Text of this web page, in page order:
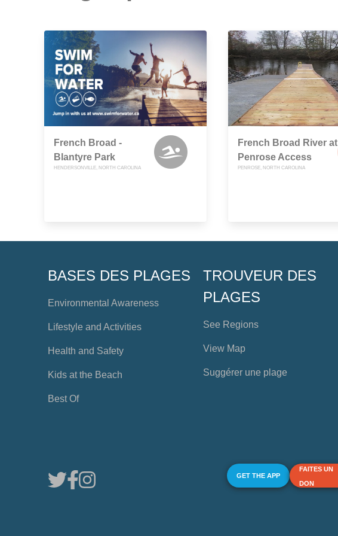
French Broad -
Blantyre Park
HENDERSONVILLE, NORTH CAROLINA
French Broad River at
Penrose Access
PENROSE, NORTH CAROLINA
BASES DES PLAGES
Environmental Awareness
Lifestyle and Activities
Health and Safety
Kids at the Beach
Best Of
TROUVEUR DES
PLAGES
See Regions
View Map
Suggérer une plage
GET THE APP
FAITES UN
DON